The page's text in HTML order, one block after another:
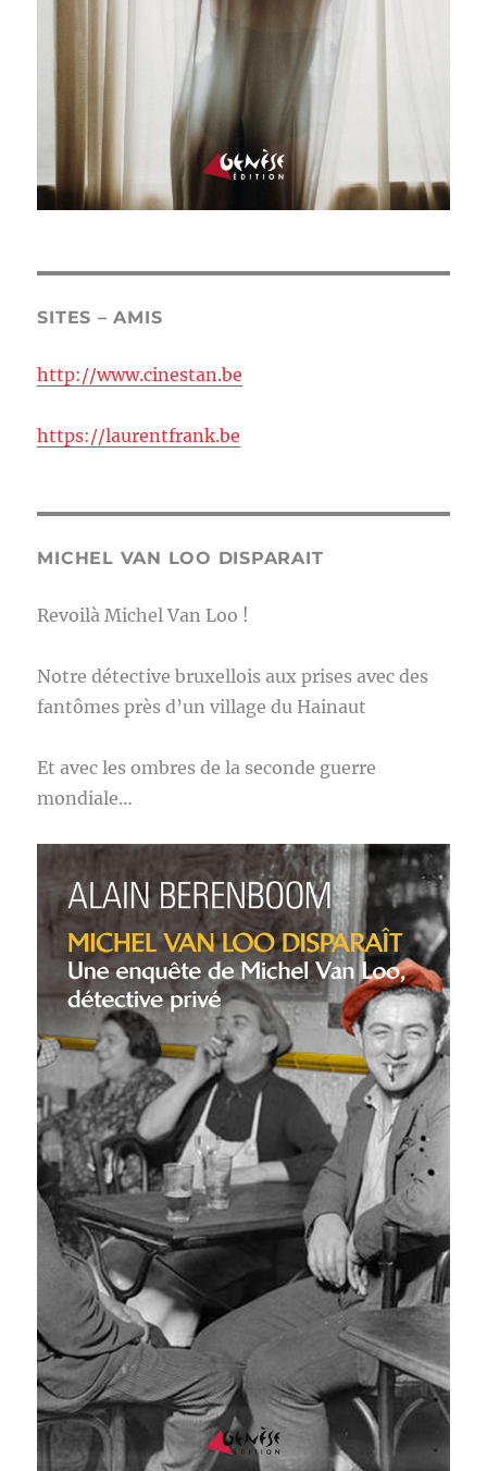
SITES – AMIS
http://www.cinestan.be
https://laurentfrank.be
MICHEL VAN LOO DISPARAIT
Revoilà Michel Van Loo !
Notre détective bruxellois aux prises avec des
fantômes près d’un village du Hainaut
Et avec les ombres de la seconde guerre
mondiale…